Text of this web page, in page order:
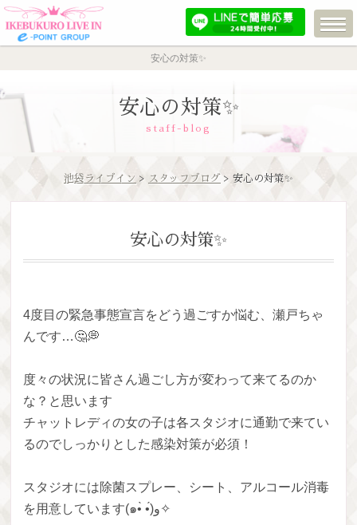
安心の対策✨
安心の対策✨
staff-blog
池袋ライブイン > スタッフブログ > 安心の対策✨
安心の対策✨
4度目の緊急事態宣言をどう過ごすか悩む、瀬戸ちゃ
んです…🤔💭
度々の状況に皆さん過ごし方が変わって来てるのか
な？と思います
チャットレディの女の子は各スタジオに通勤で来てい
るのでしっかりとした感染対策が必須！
スタジオには除菌スプレー、シート、アルコール消毒
を用意しています(๑•̀ •́)و✧